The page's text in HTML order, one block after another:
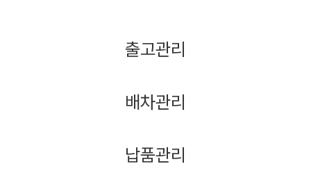
출고관리
배차관리
납품관리